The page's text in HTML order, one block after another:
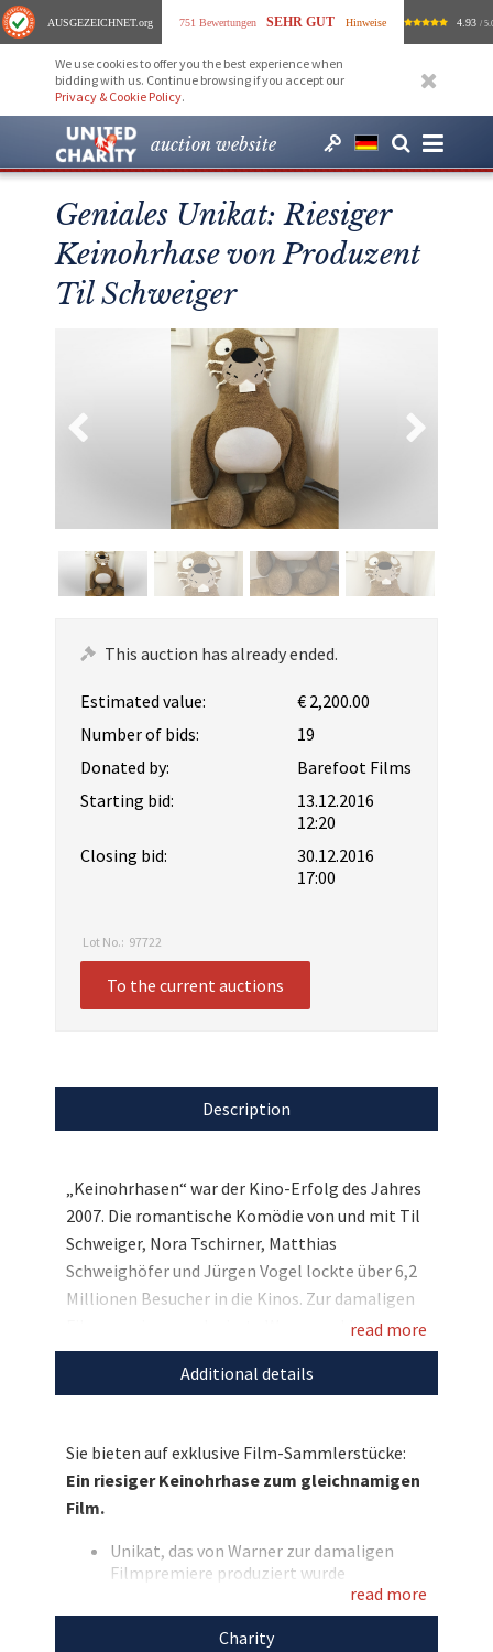
AUSGEZEICHNET.org 751 Bewertungen SEHR GUT Hinweise 4.93 /
We use cookies to offer you the best experience when
bidding with us. Continue browsing if you accept our
Privacy & Cookie Policy.
auction website
Geniales Unikat: Riesiger
Keinohrhase von Produzent
Til Schweiger
This auction has already ended.
Estimated value:
€ 2,200.00
Number of bids:
19
Donated by:
Barefoot Films
Starting bid:
13.12.2016
12:20
Closing bid:
30.12.2016
17:00
Lot No.: 97722
To the current auctions
Description
„Keinohrhasen“ war der Kino-Erfolg des Jahres
2007. Die romantische Komödie von und mit Til
Schweiger, Nora Tschirner, Matthias
Schweighöfer und Jürgen Vogel lockte über 6,2
Millionen Besucher in die Kinos. Zur damaligen
Filmpremiere produzierte Warner exklusiv ein
absolutes Unikat: Ein riesiger Keinohrhase mit
einer Größe von 1,60 Meter, den Sie nun
„Freundebuch“. Bieten Sie mit und sichern Sie
sich für den guten Zweck dieses Sammlerstück
zu einem der erfolgreichsten, deutschen Kino-
Filme aller Zeiten!
Entdecken Sie bei uns auch weitere
read more
Additional details
Sie bieten auf exklusive Film-Sammlerstücke:
Ein riesiger Keinohrhase zum gleichnamigen
Film.
Unikat, das von Warner zur damaligen
Filmpremiere produziert wurde
Zudem eine signierte DVD von Til
Schweiger und ein „Freundebuch“
read more
Charity